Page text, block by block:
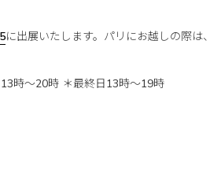
に出展いたします。パリにお越しの際は
時〜20時 ＊最終日13時〜19時